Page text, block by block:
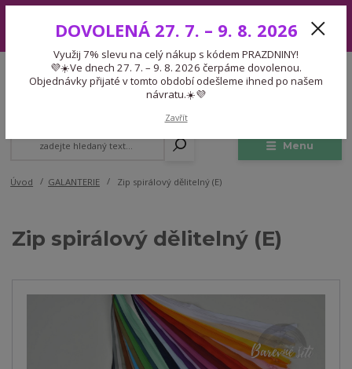
7. – 9. 8. 2026 čerpáme dovolenou. Objednávky přijaté v tomto období
odešleme ihned po našem návratu.☀️💜
Menu
CZK
Expedice 775 866 913
Po-Čt 9-15:30 Pá 9-14:30 Pauza 13-13:45
Úvod GALANTERIE Zip spirálový dělitelný (E)
Zip spirálový dělitelný (E)
DOVOLENÁ 27. 7. – 9. 8. 2026
Využij 7% slevu na celý nákup s kódem PRAZDNINY!
💜☀️Ve dnech 27. 7. – 9. 8. 2026 čerpáme dovolenou.
Objednávky přijaté v tomto období odešleme ihned po našem
návratu.☀️💜
Zavřít